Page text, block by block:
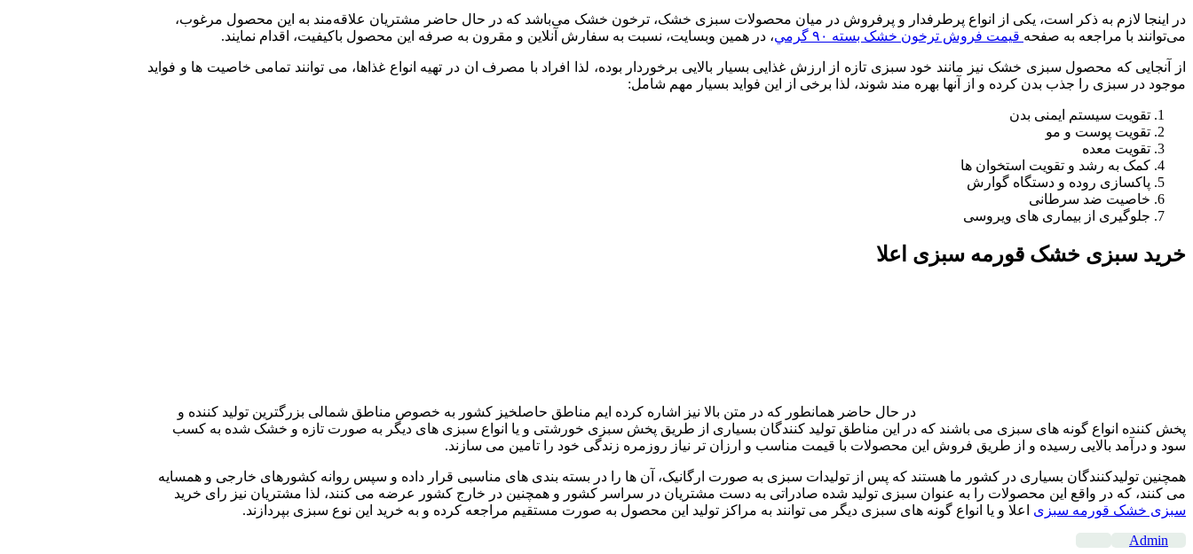
در اینجا لازم به ذکر است، یکی از انواع پرطرفدار و پرفروش در میان محصولات سبزی خشک، ترخون خشک می‌باشد که در حال حاضر مشتریان علاقه‌مند به این محصول مرغوب،
می‌توانند با مراجعه به صفحه قيمت فروش ترخون خشک بسته ۹۰ گرمي ، در همین وبسایت، نسبت به سفارش آنلاین و مقرون به صرفه این محصول باکیفیت، اقدام نمایند.
از آنجایی که محصول سبزی خشک نیز مانند خود سبزی تازه از ارزش غذایی بسیار بالایی برخوردار بوده، لذا افراد با مصرف ان در تهیه انواع غذاها، می توانند تمامی خاصیت ها و فواید
موجود در سبزی را جذب بدن کرده و از آنها بهره مند شوند، لذا برخی از این فواید بسیار مهم شامل:
تقویت سیستم ایمنی بدن
تقویت پوست و مو
تقویت معده
کمک به رشد و تقویت استخوان ها
پاکسازی روده و دستگاه گوارش
خاصیت ضد سرطانی
جلوگیری از بیماری های ویروسی
خرید سبزی خشک قورمه سبزی اعلا
در حال حاضر همانطور که در متن بالا نیز اشاره کرده ایم مناطق حاصلخیز کشور به خصوص مناطق شمالی بزرگترین تولید کننده و
پخش کننده انواع گونه های سبزی می باشند که در این مناطق تولید کنندگان بسیاری از طریق پخش سبزی خورشتی و یا انواع سبزی های دیگر به صورت تازه و خشک شده به کسب
سود و درآمد بالایی رسیده و از طریق فروش این محصولات با قیمت مناسب و ارزان تر نیاز روزمره زندگی خود را تامین می سازند.
همچنین تولیدکنندگان بسیاری در کشور ما هستند که پس از تولیدات سبزی به صورت ارگانیک، آن ها را در بسته بندی های مناسبی قرار داده و سپس روانه کشورهای خارجی و همسایه
می کنند، که در واقع این محصولات را به عنوان سبزی تولید شده صادراتی به دست مشتریان در سراسر کشور و همچنین در خارج کشور عرضه می کنند، لذا مشتریان نیز رای خرید
سبزی خشک قورمه سبزی اعلا و یا انواع گونه های سبزی دیگر می توانند به مراکز تولید این محصول به صورت مستقیم مراجعه کرده و به خرید این نوع سبزی بپردازند.
Admin